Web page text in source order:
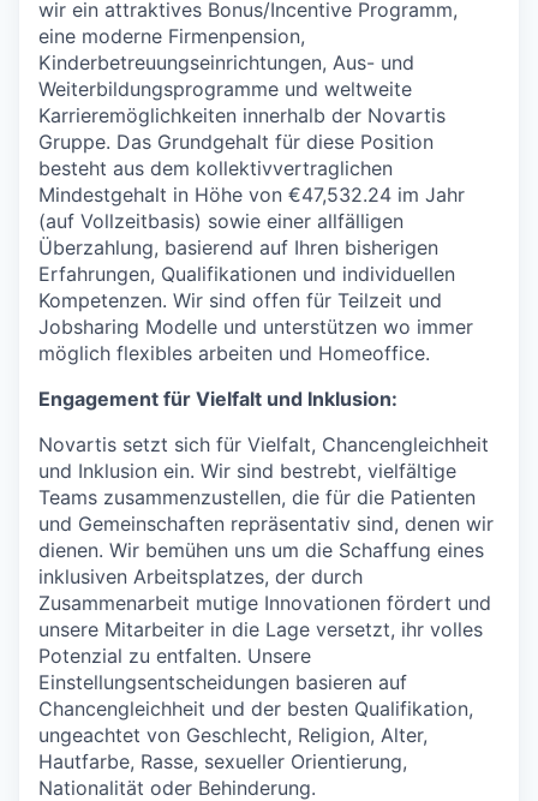
wir ein attraktives Bonus/Incentive Programm,
eine moderne Firmenpension,
Kinderbetreuungseinrichtungen, Aus- und
Weiterbildungsprogramme und weltweite
Karrieremöglichkeiten innerhalb der Novartis
Gruppe. Das Grundgehalt für diese Position
besteht aus dem kollektivvertraglichen
Mindestgehalt in Höhe von €47,532.24 im Jahr
(auf Vollzeitbasis) sowie einer allfälligen
Überzahlung, basierend auf Ihren bisherigen
Erfahrungen, Qualifikationen und individuellen
Kompetenzen. Wir sind offen für Teilzeit und
Jobsharing Modelle und unterstützen wo immer
möglich flexibles arbeiten und Homeoffice.
Engagement für Vielfalt und Inklusion:
Novartis setzt sich für Vielfalt, Chancengleichheit
und Inklusion ein. Wir sind bestrebt, vielfältige
Teams zusammenzustellen, die für die Patienten
und Gemeinschaften repräsentativ sind, denen wir
dienen. Wir bemühen uns um die Schaffung eines
inklusiven Arbeitsplatzes, der durch
Zusammenarbeit mutige Innovationen fördert und
unsere Mitarbeiter in die Lage versetzt, ihr volles
Potenzial zu entfalten. Unsere
Einstellungsentscheidungen basieren auf
Chancengleichheit und der besten Qualifikation,
ungeachtet von Geschlecht, Religion, Alter,
Hautfarbe, Rasse, sexueller Orientierung,
Nationalität oder Behinderung.